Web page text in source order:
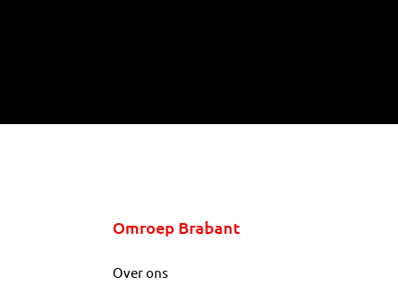
Omroep Brabant
Over ons